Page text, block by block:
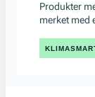
Produkter
merket med